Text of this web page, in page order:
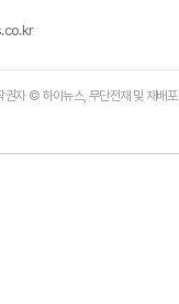
권자 © 하이뉴스, 무단전재 및 재배